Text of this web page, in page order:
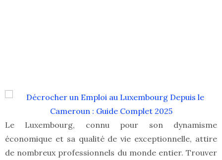
Le Luxembourg, connu pour son dynamisme
économique et sa qualité de vie exceptionnelle, attire
de nombreux professionnels du monde entier. Trouver